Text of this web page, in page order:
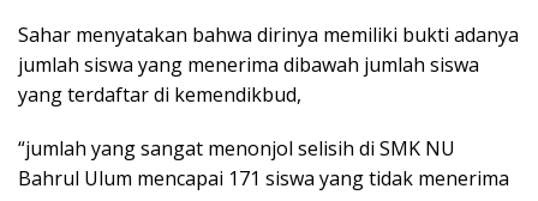
Sahar menyatakan bahwa dirinya memiliki bukti adanya
jumlah siswa yang menerima dibawah jumlah siswa
yang terdaftar di kemendikbud,
“jumlah yang sangat menonjol selisih di SMK NU
Bahrul Ulum mencapai 171 siswa yang tidak menerima